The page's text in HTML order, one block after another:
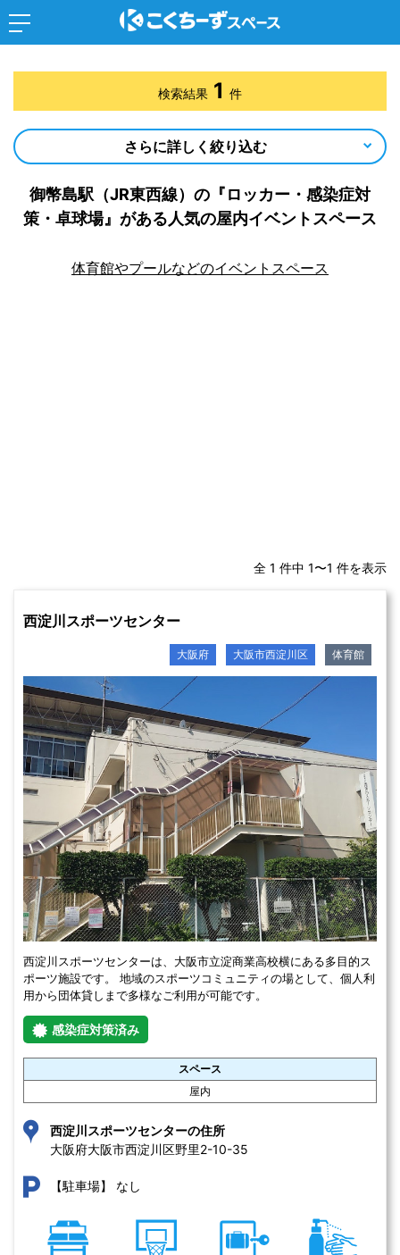
御幣島駅（JR東西線）の『ロッカー・感染症対
策・卓球場』がある人気の屋内イベントスペース
体育館やプールなどのイベントスペース
全 1 件中 1〜1 件を表示
西淀川スポーツセンター
大阪府 大阪市西淀川区 体育館
西淀川スポーツセンターは、大阪市立淀商業高校横にある多目的ス
ポーツ施設です。 地域のスポーツコミュニティの場として、個人利
用から団体貸しまで多様なご利用が可能です。
感染症対策済み
スペース
屋内
西淀川スポーツセンターの住所
大阪府大阪市西淀川区野里2-10-35
【駐車場】 なし
検索結果 1 件
さらに詳しく絞り込む